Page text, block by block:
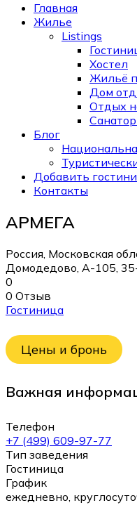
Главная
Жилье
Listings
Хостел
Жильё
Дом
Отдых
Блог
Добавить
Контакты
АРМЕГА
Россия, Московская
Домодедово, А-105,
0
0 Отзыв
Гостиница
Цены и бронь
Важная
Телефон
+7 (499) 609-97-77
Тип заведения
Гостиница
График
ежедневно,